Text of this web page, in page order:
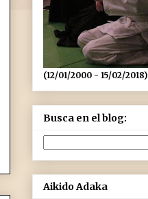
(12/01/2000 - 15/02/2018)
Busca en el blog:
Aikido Adaka